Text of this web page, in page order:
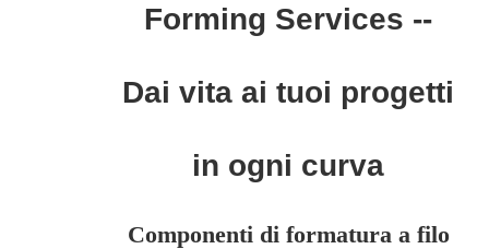
Forming Services --
Dai vita ai tuoi progetti
in ogni curva
Componenti di formatura a filo